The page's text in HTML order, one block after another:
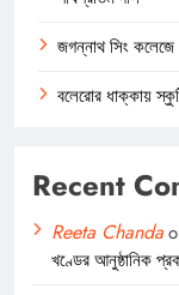
জগন্নাথ সিং
বলেরোর ধাক্কায়
Recent
Reeta Chanda
খণ্ডের আনুষ্ঠানিক